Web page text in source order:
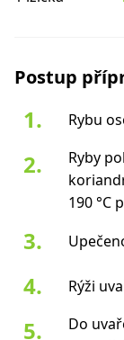
Postup
Rybu
Ryby
190 °C
Rýži
Do